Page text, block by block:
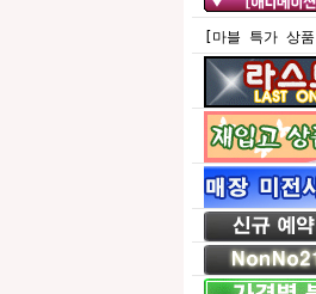
[마블 특가 상품]